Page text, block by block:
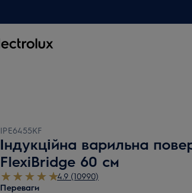
IPE6455KF
Індукційна варильна
FlexiBridge 60 см
4.9 (10990)
Переваги